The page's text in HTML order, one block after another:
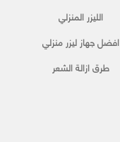
الليزر المنزلي
افضل جهاز ليزر منزلي
طرق ازالة الشعر